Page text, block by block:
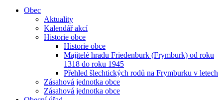
Obec
Aktuality
Kalendář akcí
Historie obce
Historie obce
Majitelé hradu Friedenburk (Frymburk) od roku
1318 do roku 1945
Přehled šlechtických rodů na Frymburku v letech
Zásahová jednotka obce
Zásahová jednotka obce